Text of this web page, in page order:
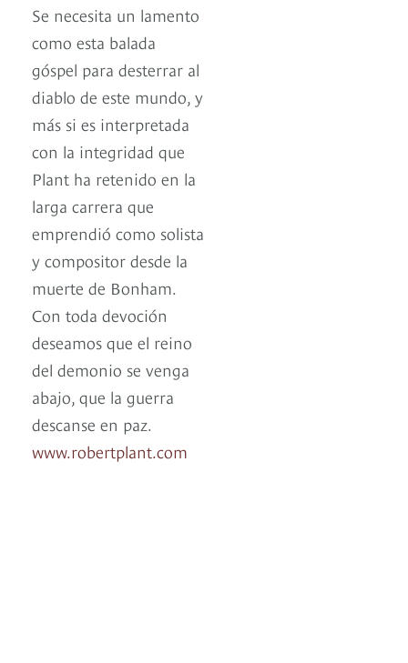
Se necesita un lamento
como esta balada
góspel para desterrar al
diablo de este mundo, y
más si es interpretada
con la integridad que
Plant ha retenido en la
larga carrera que
emprendió como solista
y compositor desde la
muerte de Bonham.
Con toda devoción
deseamos que el reino
del demonio se venga
abajo, que la guerra
descanse en paz.
www.robertplant.com